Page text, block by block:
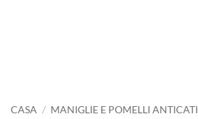
CASA / MANIGLIE E POMELLI ANTICATI